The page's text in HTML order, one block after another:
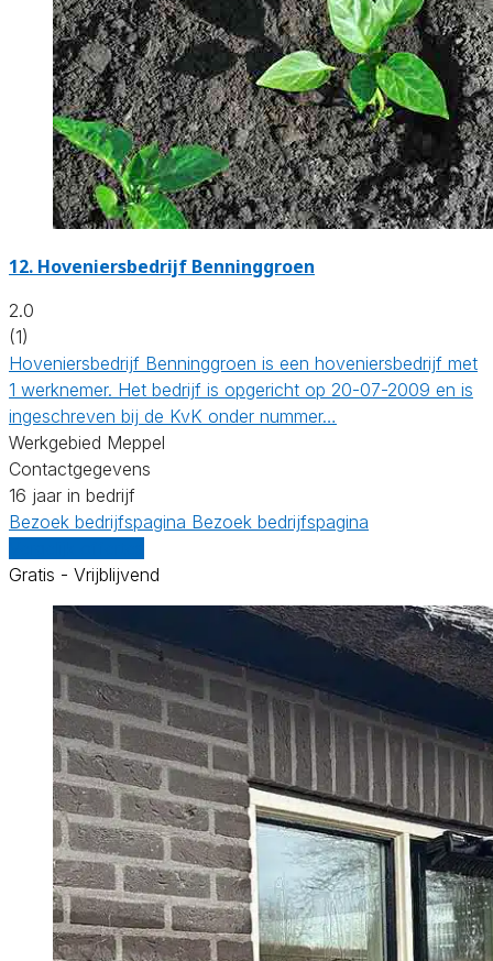
12. Hoveniersbedrijf Benninggroen
2.0
(1)
Hoveniersbedrijf Benninggroen is een hoveniersbedrijf met
1 werknemer. Het bedrijf is opgericht op 20-07-2009 en is
ingeschreven bij de KvK onder nummer…
Werkgebied Meppel
Contactgegevens
16 jaar in bedrijf
Bezoek bedrijfspagina Bezoek bedrijfspagina
Gratis - Vrijblijvend